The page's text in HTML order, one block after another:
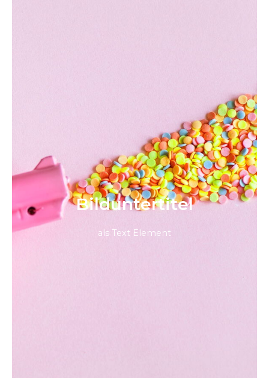
Bild­unter­titel
als Text Element